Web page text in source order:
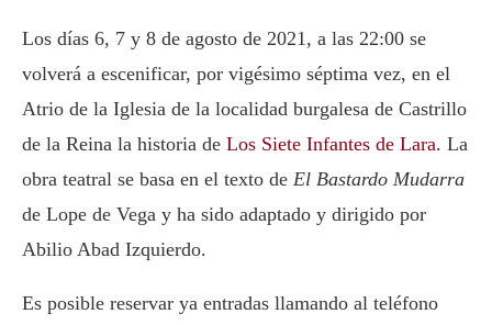
Los días 6, 7 y 8 de agosto de 2021, a las 22:00 se
volverá a escenificar, por vigésimo séptima vez, en el
Atrio de la Iglesia de la localidad burgalesa de Castrillo
de la Reina la historia de Los Siete Infantes de Lara. La
obra teatral se basa en el texto de El Bastardo Mudarra
de Lope de Vega y ha sido adaptado y dirigido por
Abilio Abad Izquierdo.
Es posible reservar ya entradas llamando al teléfono